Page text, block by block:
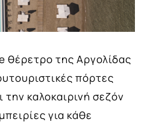
θέρετρο της Αργολίδας
πόρτες
καλοκαιρινή σεζόν
για κάθε